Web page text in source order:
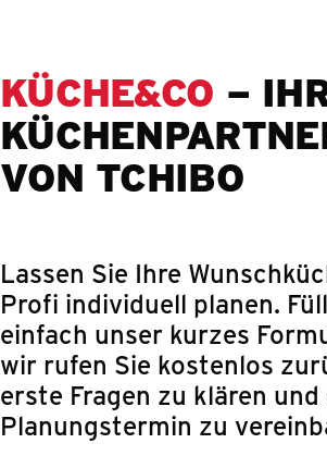
KÜCHE&CO –
VON TCHIBO
Lassen Sie Ihre
Profi individuell planen.
einfach unser kurzes
wir rufen Sie kostenlos
erste Fragen zu klären und
Planungstermin zu